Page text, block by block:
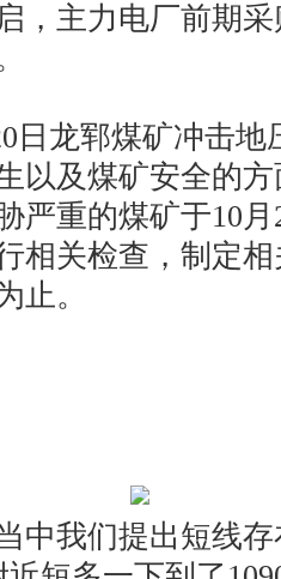
，主力电厂前期
龙郓煤矿冲击地
以及煤矿安全的
严重的煤矿于10
相关检查，制定
止。
中我们提出短线